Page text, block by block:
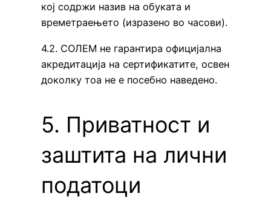
кој содржи назив на обуката и
времетраењето (изразено во часови).
4.2. СОЛЕМ не гарантира официјална
акредитација на сертификатите, освен
доколку тоа не е посебно наведено.
5. Приватност и
заштита на лични
податоци